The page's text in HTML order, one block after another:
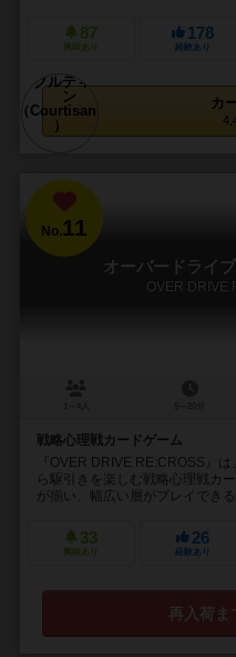
87
興味あり
178
経験あり
カ
No.11
オーバードライ
OVER DRIVE
戦略心理戦カードゲーム
『OVER DRIVE RE:CROSS』
ら駆引きを楽しむ戦略心理戦カ
が揃い、幅広い層がプレイできる
33
興味あり
26
経験あり
再入荷ま